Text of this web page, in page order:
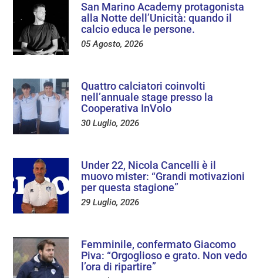
San Marino Academy protagonista
alla Notte dell’Unicità: quando il
calcio educa le persone.
05 Agosto, 2026
Quattro calciatori coinvolti
nell’annuale stage presso la
Cooperativa InVolo
30 Luglio, 2026
Under 22, Nicola Cancelli è il
muovo mister: “Grandi motivazioni
per questa stagione”
29 Luglio, 2026
Femminile, confermato Giacomo
Piva: “Orgoglioso e grato. Non vedo
l’ora di ripartire”